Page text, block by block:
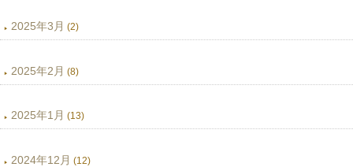
2025年3月 (2)
2025年2月 (8)
2025年1月 (13)
2024年12月 (12)